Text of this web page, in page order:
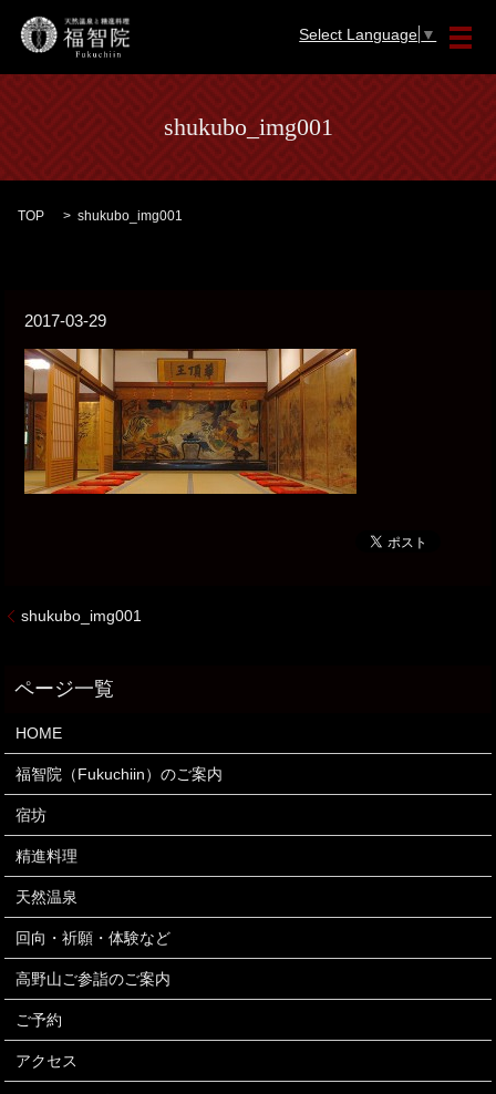
メ
Select Language ▼
shukubo_img001
TOP shukubo_img001
2017-03-29
shukubo_img001
HOME
福智院（Fukuchiin）のご案内
宿坊
精進料理
天然温泉
回向・祈願・体験など
高野山ご参詣のご案内
ご予約
アクセス